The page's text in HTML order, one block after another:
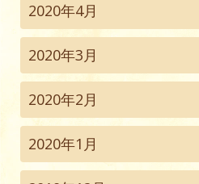
2020年4月
2020年3月
2020年2月
2020年1月